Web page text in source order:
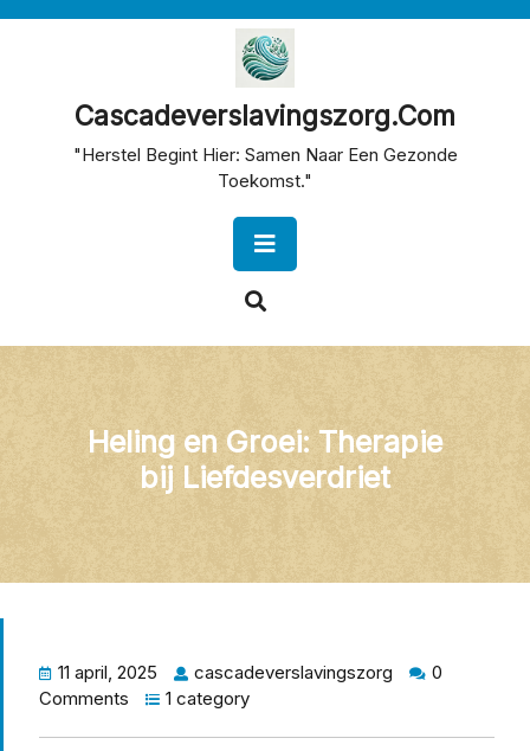
Cascadeverslavingszorg.com
"Herstel Begint Hier: Samen Naar Een Gezonde
Toekomst."
Button
Heling en Groei: Therapie
bij Liefdesverdriet
11 april, 2025 cascadeverslavingszorg
0
Comments
1 category